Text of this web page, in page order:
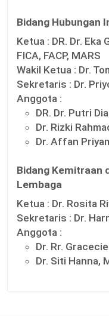
Bidang Hubungan
Ketua : DR. Dr. Eka
FICA, FACP, MARS
Wakil Ketua : Dr.
Sekretaris : Dr.
Anggota :
DR. Dr. Putri
Dr. Rizki
Dr. Affan
Bidang Kemitraan
Lembaga
Ketua : Dr. Rosita
Sekretaris : Dr.
Anggota :
Dr. Rr.
Dr. Siti Hanna,